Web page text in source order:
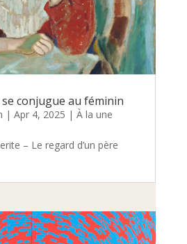
conjugue au féminin
| Apr 4, 2025 | À la une
– Le regard d’un père